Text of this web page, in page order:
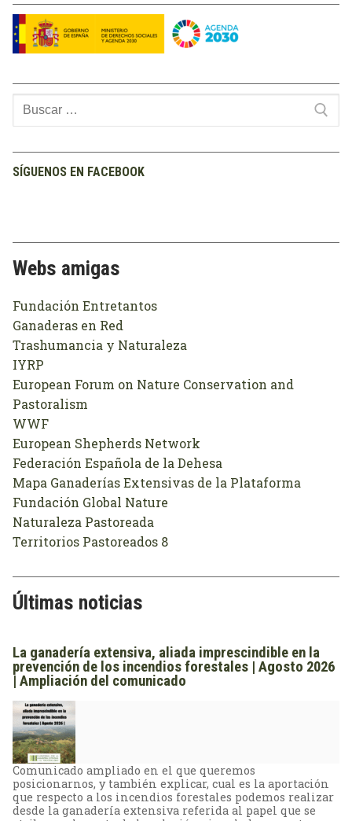
Buscar:
SÍGUENOS EN FACEBOOK
Webs amigas
Fundación Entretantos
Ganaderas en Red
Trashumancia y Naturaleza
IYRP
European Forum on Nature Conservation and
Pastoralism
WWF
European Shepherds Network
Federación Española de la Dehesa
Mapa Ganaderías Extensivas de la Plataforma
Fundación Global Nature
Naturaleza Pastoreada
Territorios Pastoreados 8
Últimas noticias
La ganadería extensiva, aliada imprescindible en la
prevención de los incendios forestales | Agosto 2026
| Ampliación del comunicado
Comunicado ampliado en el que queremos
posicionarnos, y también explicar, cual es la aportación
que respecto a los incendios forestales podemos realizar
desde la ganadería extensiva referida al papel que se